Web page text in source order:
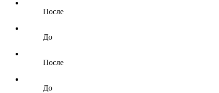
После
До
После
До